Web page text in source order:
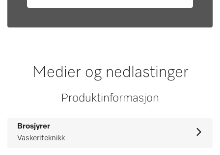
Medier og nedlastinger
Produktinformasjon
Brosjyrer
Vaskeriteknikk